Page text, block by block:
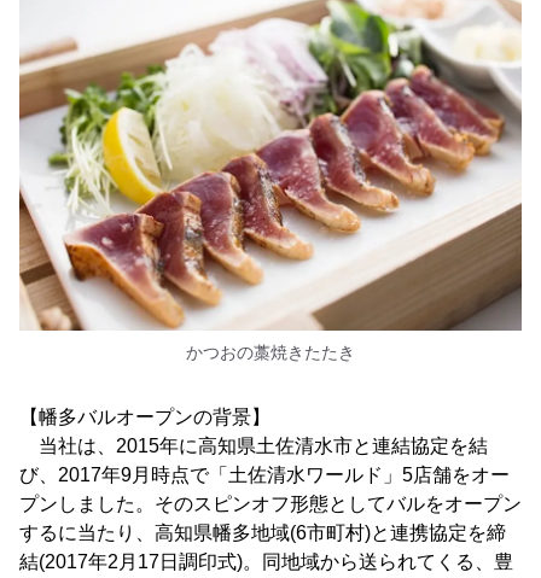
かつおの藁焼きたたき
【幡多バルオープンの背景】
当社は、2015年に高知県土佐清水市と連結協定を結
び、2017年9月時点で「土佐清水ワールド」5店舗をオー
プンしました。そのスピンオフ形態としてバルをオープン
するに当たり、高知県幡多地域(6市町村)と連携協定を締
結(2017年2月17日調印式)。同地域から送られてくる、豊